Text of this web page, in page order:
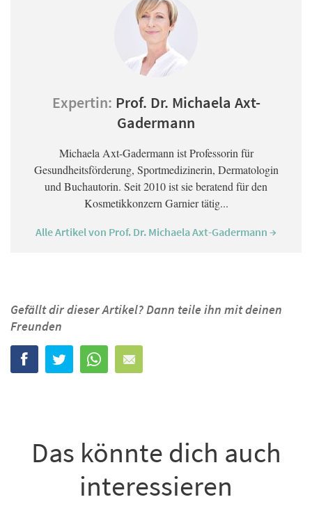
Expertin: Prof. Dr. Michaela Axt-
Gadermann
Michaela Axt-Gadermann ist Professorin für
Gesundheitsförderung, Sportmedizinerin, Dermatologin
und Buchautorin. Seit 2010 ist sie beratend für den
Kosmetikkonzern Garnier tätig...
Alle Artikel von Prof. Dr. Michaela Axt-Gadermann →
Gefällt dir dieser Artikel? Dann teile ihn mit deinen
Freunden
Das könnte dich auch
interessieren